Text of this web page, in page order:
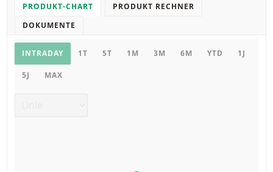
PRODUKT-CHART
PRODUKT RECHNER
DOKUMENTE
Chart
INTRADAY 1T 5T 1M 3M 6M YTD 1J
5J MAX